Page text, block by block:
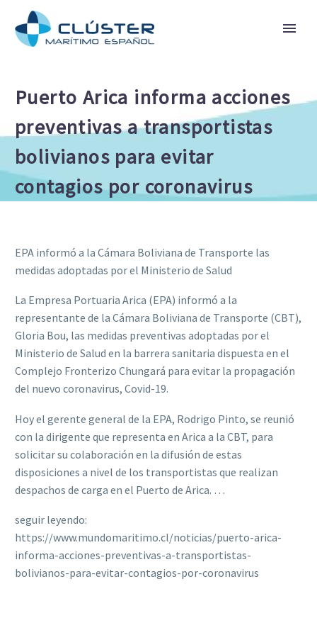
Puerto Arica informa acciones
preventivas a transportistas
bolivianos para evitar
contagios por coronavirus
EPA informó a la Cámara Boliviana de Transporte las
medidas adoptadas por el Ministerio de Salud
La Empresa Portuaria Arica (EPA) informó a la
representante de la Cámara Boliviana de Transporte (CBT),
Gloria Bou, las medidas preventivas adoptadas por el
Ministerio de Salud en la barrera sanitaria dispuesta en el
Complejo Fronterizo Chungará para evitar la propagación
del nuevo coronavirus, Covid-19.
Hoy el gerente general de la EPA, Rodrigo Pinto, se reunió
con la dirigente que representa en Arica a la CBT, para
solicitar su colaboración en la difusión de estas
disposiciones a nivel de los transportistas que realizan
despachos de carga en el Puerto de Arica. …
seguir leyendo:
https://www.mundomaritimo.cl/noticias/puerto-arica-
informa-acciones-preventivas-a-transportistas-
bolivianos-para-evitar-contagios-por-coronavirus